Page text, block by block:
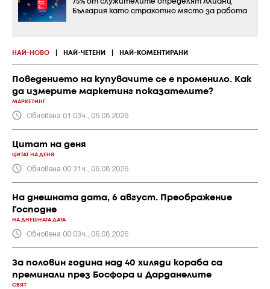
НАЙ-НОВО НАЙ-ЧЕТЕНИ НАЙ-КОМЕНТИРАНИ
Поведението на купувачите се е променило. Как
да измерите маркетинг показателите?
МАРКЕТИНГ
Обновена 01:03ч., 06.08.2026
Цитат на деня
ЦИТАТ НА ДЕНЯ
Обновена 00:31ч., 06.08.2026
На днешната дата, 6 август. Преображение
Господне
НА ДНЕШНАТА ДАТА
Обновена 00:03ч., 06.08.2026
За половин година над 40 хиляди кораба са
преминали през Босфора и Дарданелите
СВЯТ
75% от служителите определят Алианц
България като страхотно място за работа